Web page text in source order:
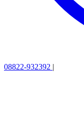
08822-932392 |